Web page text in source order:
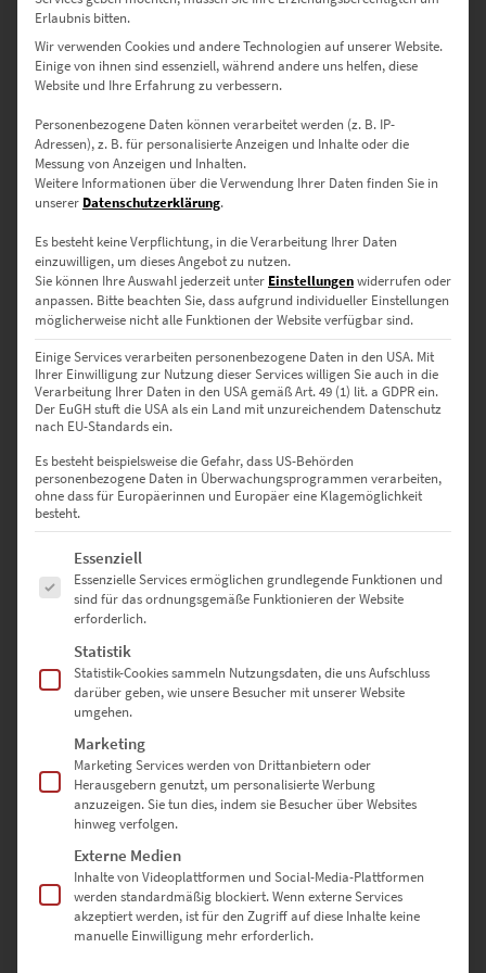
EZ00012 Stuttgart City Lights *Angebot*
€109,00Ursprünglicher
war:
€ 109,00
€99,00
ist:
€ 99,00.
Enthält 19% Mwst.
zzgl. Versand
Lieferzeit: ca. 3-4 Werktage
Bilder für das Hotelzimmer mit
unverwechselbarem Flair
Du betrittst den Raum und fühlst dich sofort pudelwohl. Wenn jetzt
noch der Service stimmt, steht die Unterkunft für den nächsten
Auftakt nehmen Bilder für das Hotelzimmer eine Schlüsselrolle ein.
Stadt-Portraits, Skylines oder andere Inspirationsquellen: Du
entscheidest, welches Wandbild zu deiner Location passt.
Kreatives Lifting für vertraute
Deko-Ideen
Es ist naheliegend, fürs moderne Hotelzimmer Bilder mit lokalem
Bezug auszuwählen. Ein klassisches Stadtfoto wirkt zwar treffend
platziert, aber ist weder ausgefallen noch sexy. Eindrucksvoller sind
Wandbilder, die deine City kunstvoll inszenieren – am besten aus
verschiedenen Perspektiven.
In Stuttgart würde sich eine Panorama-Nachtaufnahme des
Format ein Statement ist. Andernorts im Hotelzimmer verblüffst du
die Gäste mit Fotokunstwerken, die Sehenswürdigkeiten wie kleine
Planeten inszenieren. Der atmosphärische Clou allerWandbilder
als Panoramaoder Kugelpanorama ist Dunkelblau als
Erlaubnis bitten.
Wir verwenden Cookies und andere Technologien auf unserer Website.
Einige von ihnen sind essenziell, während andere uns helfen, diese
Website und Ihre Erfahrung zu verbessern.
Personenbezogene Daten können verarbeitet werden (z. B. IP-
Adressen), z. B. für personalisierte Anzeigen und Inhalte oder die
Messung von Anzeigen und Inhalten.
Weitere Informationen über die Verwendung Ihrer Daten finden Sie in
unserer Datenschutzerklärung.
Es besteht keine Verpflichtung, in die Verarbeitung Ihrer Daten
einzuwilligen, um dieses Angebot zu nutzen.
Sie können Ihre Auswahl jederzeit unter Einstellungenwiderrufen oder
anpassen. Bitte beachten Sie, dass aufgrund individueller Einstellungen
möglicherweise nicht alle Funktionen der Website verfügbar sind.
Einige Services verarbeiten personenbezogene Daten in den USA. Mit
Ihrer Einwilligung zur Nutzung dieser Services willigen Sie auch in die
Verarbeitung Ihrer Daten in den USA gemäß Art. 49 (1) lit. a GDPR ein.
Der EuGH stuft die USA als ein Land mit unzureichendem Datenschutz
nach EU-Standards ein.
Es besteht beispielsweise die Gefahr, dass US-Behörden
personenbezogene Daten in Überwachungsprogrammen verarbeiten,
ohne dass für Europäerinnen und Europäer eine Klagemöglichkeit
besteht.
Es folgt eine Liste der Service-Gruppen, für die eine Einwilligung
Essenziell
Essenzielle Services ermöglichen grundlegende Funktionen und
sind für das ordnungsgemäße Funktionieren der Website
erforderlich.
Statistik
Statistik-Cookies sammeln Nutzungsdaten, die uns Aufschluss
darüber geben, wie unsere Besucher mit unserer Website
umgehen.
Marketing
Marketing Services werden von Drittanbietern oder
Herausgebern genutzt, um personalisierte Werbung
anzuzeigen. Sie tun dies, indem sie Besucher über Websites
hinweg verfolgen.
Externe Medien
Inhalte von Videoplattformen und Social-Media-Plattformen
werden standardmäßig blockiert. Wenn externe Services
akzeptiert werden, ist für den Zugriff auf diese Inhalte keine
manuelle Einwilligung mehr erforderlich.